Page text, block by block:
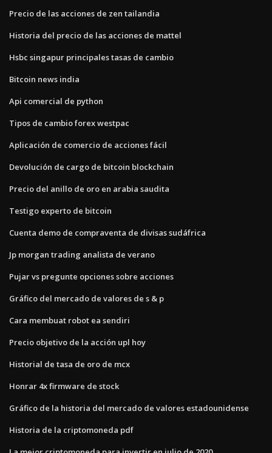
Precio de las acciones de zen tailandia
Historia del precio de las acciones de mattel
Hsbc singapur principales tasas de cambio
Bitcoin news india
Api comercial de python
Tipos de cambio forex westpac
Aplicación de comercio de acciones fácil
Devolución de cargo de bitcoin blockchain
Precio del anillo de oro en arabia saudita
Testigo experto de bitcoin
Cuenta demo de compraventa de divisas sudáfrica
Jp morgan trading analista de verano
Pujar vs pregunte opciones sobre acciones
Gráfico del mercado de valores de s & p
Cara membuat robot ea sendiri
Precio objetivo de la acción upl hoy
Historial de tasa de oro de mcx
Honrar 4x firmware de stock
Gráfico de la historia del mercado de valores estadounidense
Historia de la criptomoneda pdf